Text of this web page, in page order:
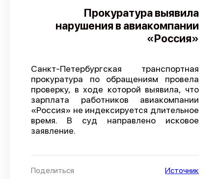
Поиск
Новости
Отчеты
Предложить публикацию
Справочник
API
Прокуратура выявила
нарушения в авиакомпании
«Россия»
Санкт-Петербургская транспортная
прокуратура по обращениям провела
проверку, в ходе которой выявила, что
зарплата работников авиакомпании
«Россия» не индексируется длительное
время. В суд направлено исковое
заявление.
Поделиться Источник